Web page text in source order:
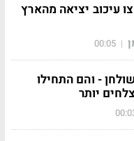
עיכוב יציאה מהארץ
|
00:05
- והם התחילו
יותר